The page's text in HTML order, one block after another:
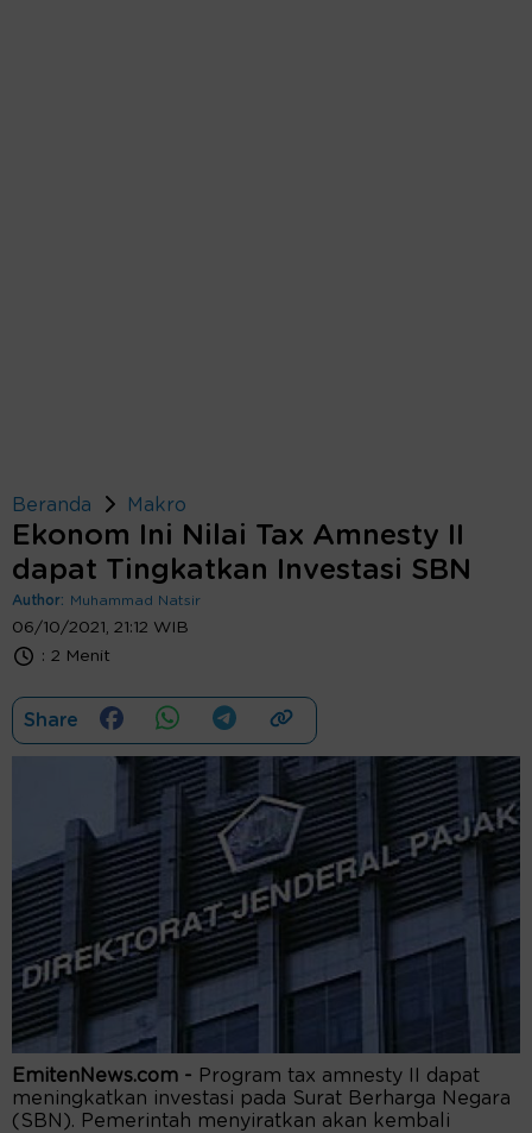
Beranda Makro
Ekonom Ini Nilai Tax Amnesty II
dapat Tingkatkan Investasi SBN
Author: Muhammad Natsir
06/10/2021, 21:12 WIB
: 2 Menit
Share
EmitenNews.com - Program tax amnesty II dapat
meningkatkan investasi pada Surat Berharga Negara
(SBN). Pemerintah menyiratkan akan kembali